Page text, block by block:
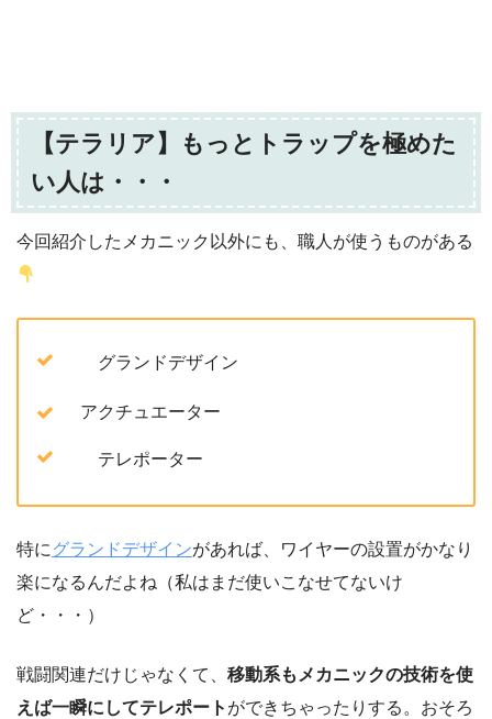
【テラリア】もっとトラップを極めた
い人は・・・
今回紹介したメカニック以外にも、職人が使うものがある
グランドデザイン
アクチュエーター
テレポーター
特に グランドデザインがあれば、ワイヤーの設置がかなり
楽になるんだよね（私はまだ使いこなせてないけ
ど・・・）
戦闘関連だけじゃなくて、 移動系もメカニックの技術を使
えば一瞬にしてテレポート ができちゃったりする。おそろ